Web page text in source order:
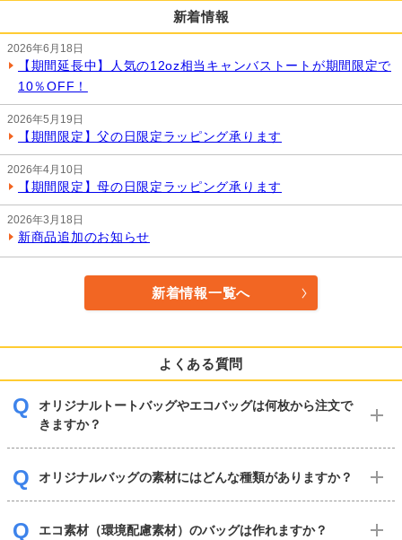
新着情報
2026年6月18日
【期間延長中】人気の12oz相当キャンバストートが期間限定で
10％OFF！
2026年5月19日
【期間限定】父の日限定ラッピング承ります
2026年4月10日
【期間限定】母の日限定ラッピング承ります
2026年3月18日
新商品追加のお知らせ
新着情報一覧へ
よくある質問
オリジナルトートバッグやエコバッグは何枚から注文で
きますか？
オリジナルバッグの素材にはどんな種類がありますか？
エコ素材（環境配慮素材）のバッグは作れますか？